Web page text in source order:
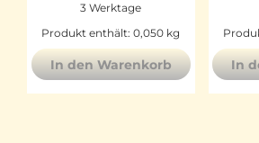
3 Werktage
Produkt enthält: 0,050 kg
In den Warenkorb In